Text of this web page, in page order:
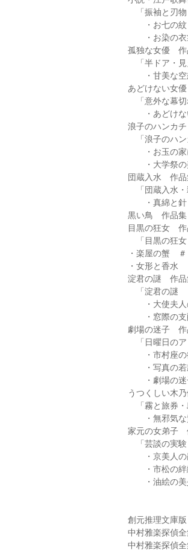
「振袖と刃物
・お七の紋
・お染の衣裳
孤独な女優
「半ドア・見
・甘美な空想
あどけない女
「意外な幕切
・あどけない
浪子のハンカ
「浪子のハン
・お玉の家
・大学祭の
団蔵入水 作
「団蔵入水・
・真綿と針・
黒い鳥 作品
目黒の狂女
「目黒の狂
・楽屋の蟹
・女形と香水
淀君の謎 作
「淀君の謎
・大使夫人
・窓際の支
劇場の迷子
「日曜日の
・市村座の
・写真の若
・劇場の迷
うつくしい木
「霧と旅券・
・無邪気な質
家元の女弟子
「芸談の実
・京美人の
・市松の絆
・油絵の美
創元推理文庫版
中村雅楽探偵
中村雅楽探偵